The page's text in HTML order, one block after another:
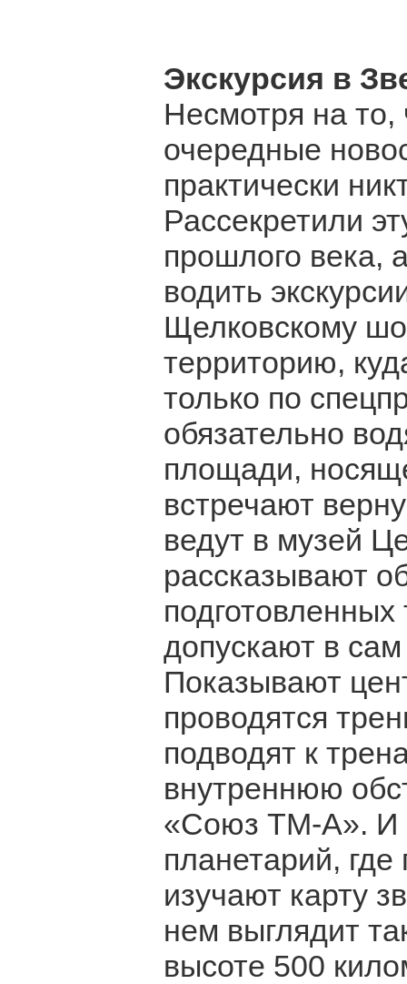
Экскурсия в
Несмотря на
очередные
практически
Рассекретили
прошлого века,
водить
Щелковскому
территорию,
только по
обязательно
площади,
встречают
ведут в музей
рассказывают
допускают в
Показывают
проводятся
подводят к
внутреннюю
«Союз ТМ-А». И
планетарий,
изучают карту
нем выглядит
высоте 500